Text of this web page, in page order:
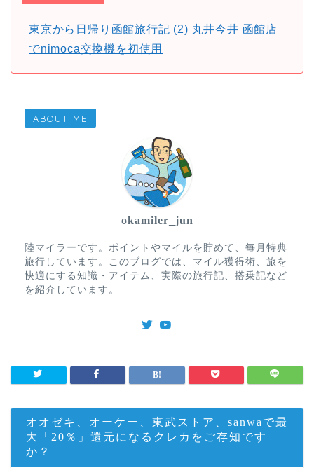
東京から日帰り函館旅行記 (2) 丸井今井 函館店
でnimoca交換機を初使用
ABOUT ME
okamiler_jun
陸マイラーです。ポイントやマイルを貯めて、毎月特典
旅行しています。このブログでは、マイル獲得術、旅を
快適にする知識・アイテム、実際の旅行記、搭乗記など
を紹介しています。
オオゼキ、オーケー、東武ストア、sanwaで最
大「20％」還元になるクレカをご存知です
か？